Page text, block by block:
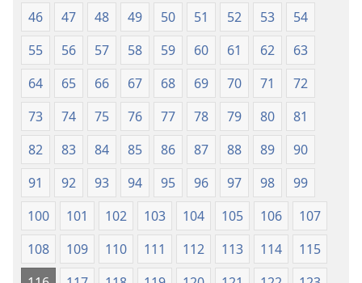
46
47 48 49 50 51 52 53
54
55
56 57 58 59 60 61 62
63
64
65 66 67 68 69 70 71
72
73
74 75 76 77 78 79 80
81
82
83 84 85 86 87 88 89
90
91
92 93 94 95 96 97 98
99
100
101 102 103 104 105 106
107
108
109 110 111 112 113 114
115